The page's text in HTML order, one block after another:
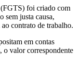
foi criado com
sem justa causa,
contrato de trabalho.
em contas
o valor correspondente